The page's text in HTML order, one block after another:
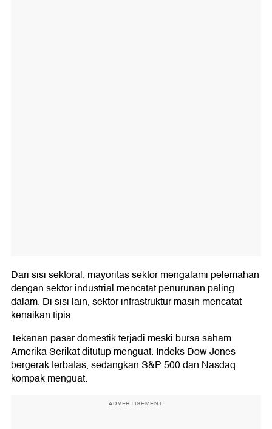
Dari sisi sektoral, mayoritas sektor mengalami pelemahan
dengan sektor industrial mencatat penurunan paling
dalam. Di sisi lain, sektor infrastruktur masih mencatat
kenaikan tipis.
Tekanan pasar domestik terjadi meski bursa saham
Amerika Serikat ditutup menguat. Indeks Dow Jones
bergerak terbatas, sedangkan S&P 500 dan Nasdaq
kompak menguat.
ADVERTISEMENT